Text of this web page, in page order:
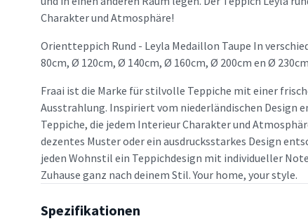
Charakter und Atmosphäre!
Orientteppich Rund - Leyla Medaillon Taupe In
80cm, Ø 120cm, Ø 140cm, Ø 160cm, Ø 200cm en Ø
Fraai ist die Marke für stilvolle Teppiche mit einer
Ausstrahlung. Inspiriert vom niederländischen Design
Teppiche, die jedem Interieur Charakter und
dezentes Muster oder ein ausdrucksstarkes Design
jeden Wohnstil ein Teppichdesign mit individueller
Zuhause ganz nach deinem Stil. Your home, your style.
Spezifikationen